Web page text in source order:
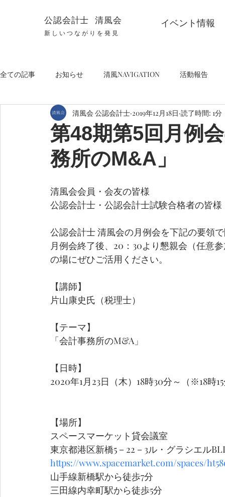
公認会計士 清風会 イベント情報
新しいつながりを発見
全ての記事 お知らせ 清風NAVIGATION 活動報告
第48期第5回月例
務所のM&A」
清風会 公認会計士 2019年12月18日 読了時間: 1分
清風会会員・会友の皆様
公認会計士・公認会計士試験合格者の皆様
公認会計士 清風会の月例会を下記の要領
月例会終了後、20：30より懇親会（任意
の場にぜひご活用ください。
【講師】
片山康史氏（税理士）
【テーマ】
「会計事務所のM&A」
【日時】
2020年1月23日（木）18時30分～（※18時
【場所】
スペースマーケット貸会議室
東京都港区新橋5－22－3ル・グラシエル
https://www.spacemarket.com/spaces/
山手線新橋駅から徒歩7分
三田線内幸町駅から徒歩5分